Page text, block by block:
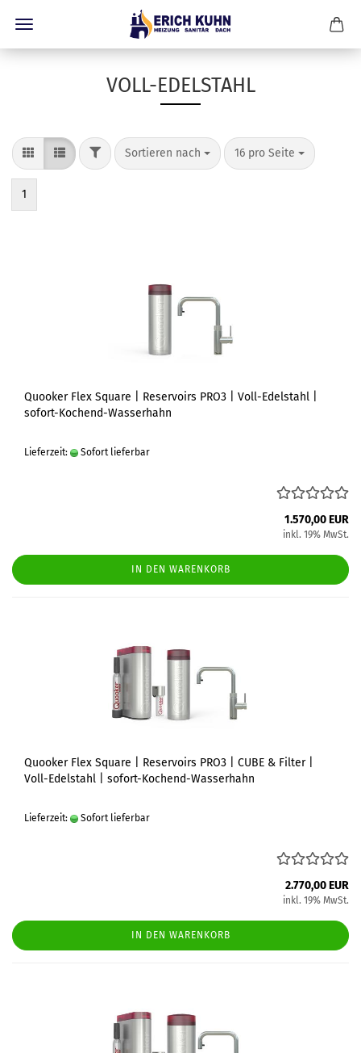
VOLL-EDELSTAHL
FILTERSortieren nach
Sortieren nach 16 pro Seite
pro Seite
1
Quooker Flex Square | Reservoirs PRO3 | Voll-Edelstahl |
sofort-Kochend-Wasserhahn
Lieferzeit: Sofort lieferbar
1.570,00 EUR
inkl. 19% MwSt.
IN DEN WARENKORB
Quooker Flex Square | Reservoirs PRO3 | CUBE & Filter |
Voll-Edelstahl | sofort-Kochend-Wasserhahn
Lieferzeit: Sofort lieferbar
2.770,00 EUR
inkl. 19% MwSt.
IN DEN WARENKORB